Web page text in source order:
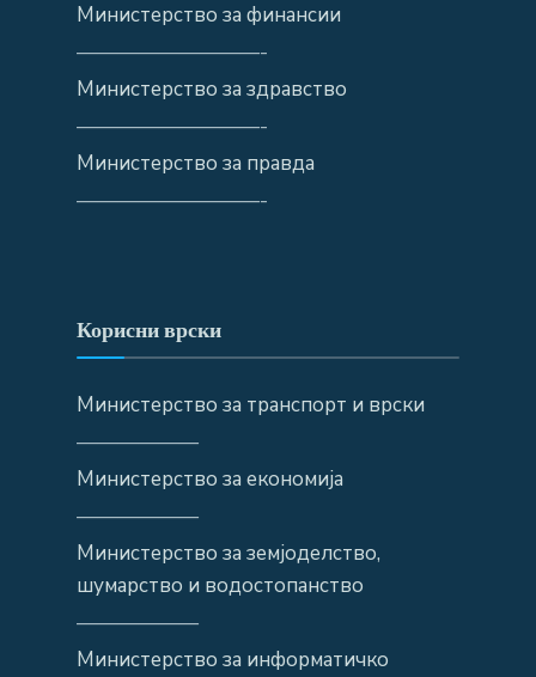
Министерство за финансии
—————————-
Министерство за здравство
—————————-
Министерство за правда
—————————-
Корисни врски
Министерство за транспорт и врски
——————
Министерство за економија
——————
Министерство за земјоделство,
шумарство и водостопанство
——————
Министерство за информатичко